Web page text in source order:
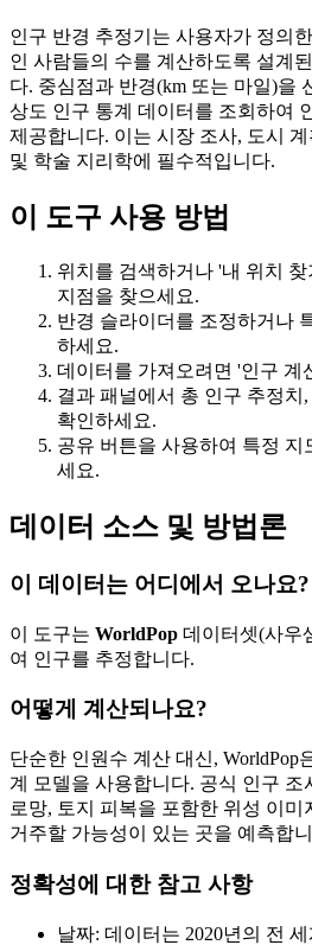
인구 반경 추정기는 사용자가 정의
인 사람들의 수를 계산하도록 설계
다. 중심점과 반경(km 또는 마일)을
상도 인구 통계 데이터를 조회하여
제공합니다. 이는 시장 조사, 도시
및 학술 지리학에 필수적입니다.
이 도구 사용 방법
위치를 검색하거나 '내 위치
지점을 찾으세요.
반경 슬라이더를 조정하거나
하세요.
데이터를 가져오려면 '인구 계
결과 패널에서 총 인구 추정치
확인하세요.
공유 버튼을 사용하여 특정
세요.
데이터 소스 및 방법론
이 데이터는 어디에서 오나요?
이 도구는 WorldPop 데이터셋(사우
여 인구를 추정합니다.
어떻게 계산되나요?
단순한 인원수 계산 대신, WorldPop
계 모델을 사용합니다. 공식 인구 조
로망, 토지 피복을 포함한 위성 이미
거주할 가능성이 있는 곳을 예측합
정확성에 대한 참고 사항
날짜: 데이터는 2020년의 전